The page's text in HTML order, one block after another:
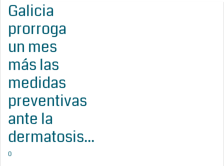
Galicia
prorroga
un mes
más las
medidas
preventivas
ante la
dermatosis...
0